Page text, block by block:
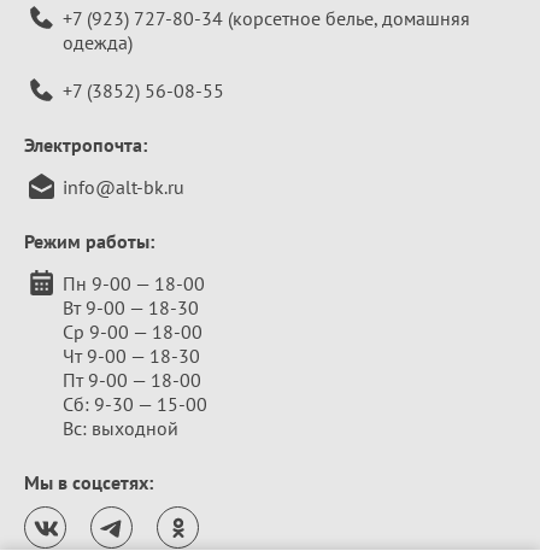
+7 (923) 727-80-34 (корсетное белье, домашняя
одежда)
+7 (3852) 56-08-55
Электропочта:
info@alt-bk.ru
Режим работы:
Пн 9-00 — 18-00
Вт 9-00 — 18-30
Ср 9-00 — 18-00
Чт 9-00 — 18-30
Пт 9-00 — 18-00
Сб: 9-30 — 15-00
Вс: выходной
Мы в соцсетях: